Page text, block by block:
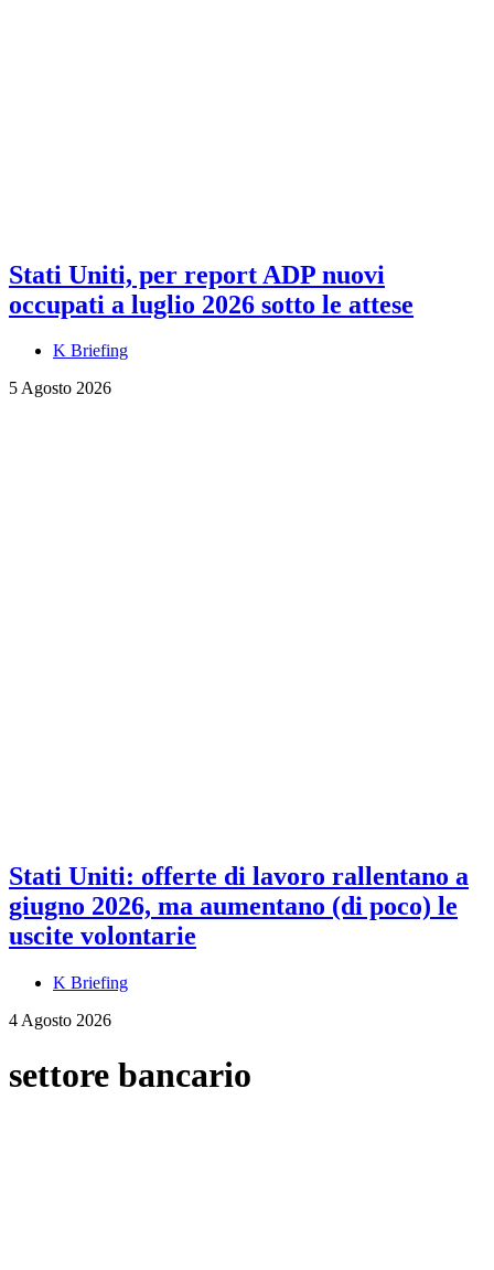
Stati Uniti, per report ADP nuovi
occupati a luglio 2026 sotto le attese
K Briefing
5 Agosto 2026
Stati Uniti: offerte di lavoro rallentano a
giugno 2026, ma aumentano (di poco) le
uscite volontarie
K Briefing
4 Agosto 2026
settore bancario